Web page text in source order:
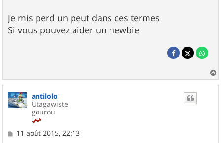
Je mis perd un peut dans ces termes
Si vous pouvez aider un newbie
a
antilolo
Utagawiste
gourou
M11 août 2015, 22:13